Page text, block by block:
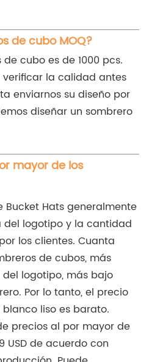
de cubo MOQ?
de cubo es de 1000 pcs.
la calidad antes
enviarnos su diseño por
diseñar un sombrero
mayor de los
Bucket Hats generalmente
del logotipo y la cantidad
los clientes. Cuanta
de cubos, más
logotipo, más bajo
Por lo tanto, el precio
liso es barato.
precios al por mayor de
USD de acuerdo con